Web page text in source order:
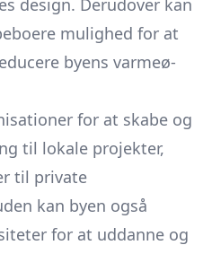
design. Derudover kan
mulighed for at
byens varmeø-
for at skabe og
til lokale projekter,
til private
kan byen også
for at uddanne og